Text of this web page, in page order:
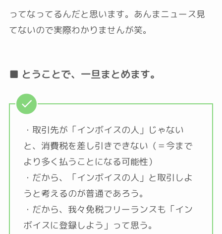
ってなってるんだと思います。あんまニュース見
てないので実際わかりませんが笑。
■ とうことで、一旦まとめます。
・取引先が「インボイスの人」じゃない
と、消費税を差し引きできない（＝今まで
より多く払うことになる可能性）
・だから、「インボイスの人」と取引しよ
うと考えるのが普通であろう。
・だから、我々免税フリーランスも「イン
ボイスに登録しよう」って思う。